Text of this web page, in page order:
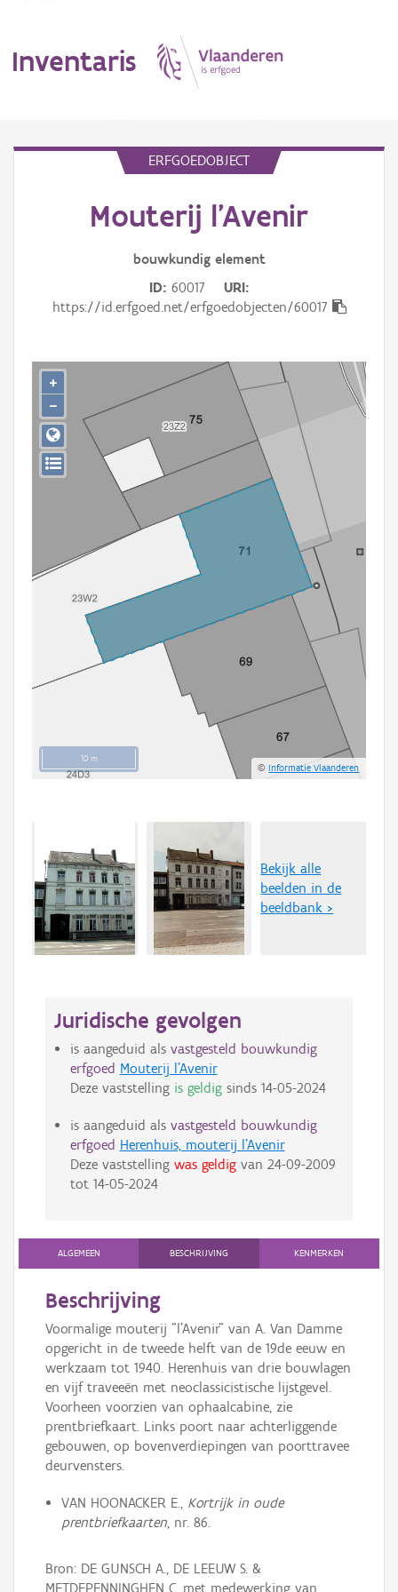
Inventaris
Gebeurtenis
Persoon of collectief
Downloads
ERFGOEDOBJECT
Mouterij l'Avenir
bouwkundig element
ID 60017
URI
https://id.erfgoed.net/erfgoedobjecten/60017
10 m
©Informatie Vlaanderen
+
−
Bekijk alle
beelden in de
beeldbank >
Juridische gevolgen
is aangeduid als vastgesteld bouwkundig
erfgoed Mouterij l'Avenir
Deze vaststelling is geldigsinds 14-05-2024
is aangeduid als vastgesteld bouwkundig
erfgoed Herenhuis, mouterij l'Avenir
Deze vaststelling was geldigvan 24-09-2009
tot 14-05-2024
ALGEMEEN BESCHRIJVING KENMERKEN
Beschrijving
Voormalige mouterij "l'Avenir" van A. Van Damme
opgericht in de tweede helft van de 19de eeuw en
werkzaam tot 1940. Herenhuis van drie bouwlagen
en vijf traveeën met neoclassicistische lijstgevel.
Voorheen voorzien van ophaalcabine, zie
prentbriefkaart. Links poort naar achterliggende
gebouwen, op bovenverdiepingen van poorttravee
deurvensters.
VAN HOONACKER E., Kortrijk in oude
prentbriefkaarten, nr. 86.
Bron: DE GUNSCH A., DE LEEUW S. &
METDEPENNINGHEN C. met medewerking van